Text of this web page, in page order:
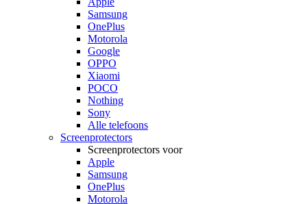
Samsung
OnePlus
Motorola
Google
OPPO
Xiaomi
POCO
Nothing
Sony
Alle telefoons
Screenprotectors
Screenprotectors voor
Apple
Samsung
OnePlus
Motorola